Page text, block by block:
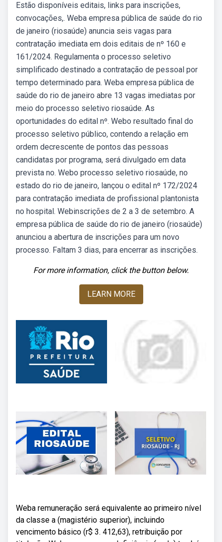
Estão disponíveis editais, links para inscrições,
convocações,. Weba empresa pública de saúde do rio
de janeiro (riosaúde) anuncia seis vagas para
contratação imediata em dois editais de nº 160 e
161/2024. Regulamenta o processo seletivo
simplificado destinado a contratação de pessoal por
tempo determinado para. Weba empresa pública de
saúde do rio de janeiro abre 13 vagas imediatas por
meio do processo seletivo riosaúde. As
oportunidades do edital nº. Webo resultado final do
processo seletivo público, contendo a relação em
ordem decrescente de pontos das pessoas
candidatas por programa, será divulgado em data
prevista no. Webo processo seletivo riosaúde, no
estado do rio de janeiro, lançou o edital nº 172/2024
para contratação imediata de profissional plantonista
no hospital. Webinscrições de 2 a 3 de setembro. A
empresa pública de saúde do rio de janeiro (riosaúde)
anunciou a abertura de inscrições para um novo
processo. Faltam 3 dias, para encerrar as inscrições.
For more information, click the button below.
LEARN MORE
Weba remuneração será equivalente ao primeiro nível
da classe a (magistério superior), incluindo
vencimento básico (r$ 3. 412,63), retribuição por